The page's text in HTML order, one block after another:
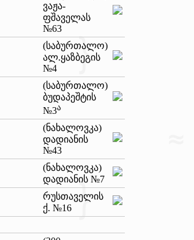
ვაჟა-
ფშაველას
№63
(საბურთალო)
ალ.ყაზბეგის
№4
(საბურთალო)
ბუდაპეშტის
№3ა
(ნახალოვკა)
დადიანის
№43
(ნახალოვკა)
დადიანის №7
რუსთაველის
ქ. №16